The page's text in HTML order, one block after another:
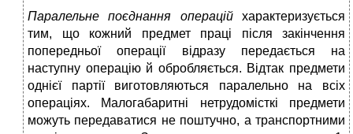
Паралельне поєднання операційхарактеризується
тим, що кожний предмет праці після закінчення
попередньої операції відразу передається на
наступну операцію й обробляється. Відтак предмети
однієї партії виготовляються паралельно на всіх
операціях. Малогабаритні нетрудомісткі предмети
можуть передаватися не поштучно, а транспортними